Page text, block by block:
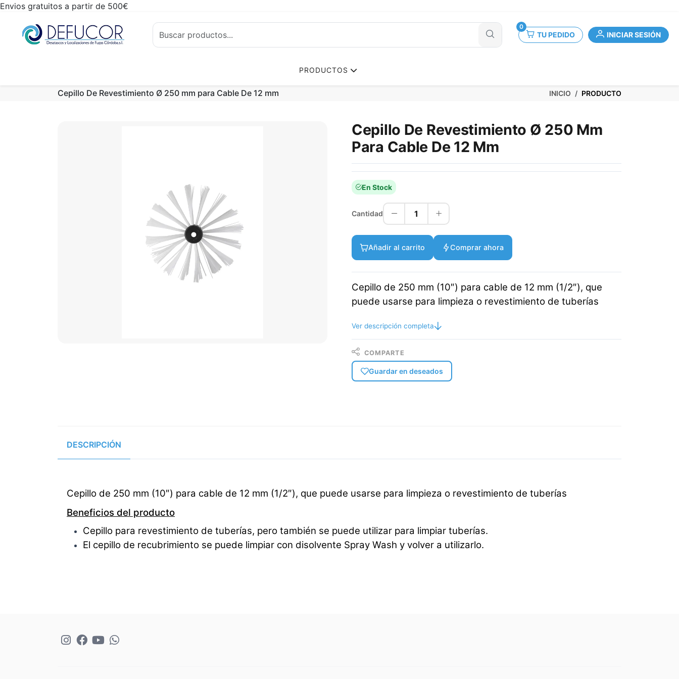
Envios gratuitos a partir de 500€
0
TU PEDIDO INICIAR SESIÓN
PRODUCTOS
Cepillo De Revestimiento Ø 250 mm para Cable De 12 mm INICIO PRODUCTO
Cepillo De Revestimiento Ø 250 Mm
Para Cable De 12 Mm
En Stock
Cantidad 1
Añadir al carrito Comprar ahora
Cepillo de 250 mm (10″) para cable de 12 mm (1/2″), que
puede usarse para limpieza o revestimiento de tuberías
Ver descripción completa
COMPARTE
Guardar en deseados
DESCRIPCIÓN
Cepillo de 250 mm (10″) para cable de 12 mm (1/2″), que puede usarse para limpieza o revestimiento de tuberías
Beneficios del producto
Cepillo para revestimiento de tuberías, pero también se puede utilizar para limpiar tuberías.
El cepillo de recubrimiento se puede limpiar con disolvente Spray Wash y volver a utilizarlo.